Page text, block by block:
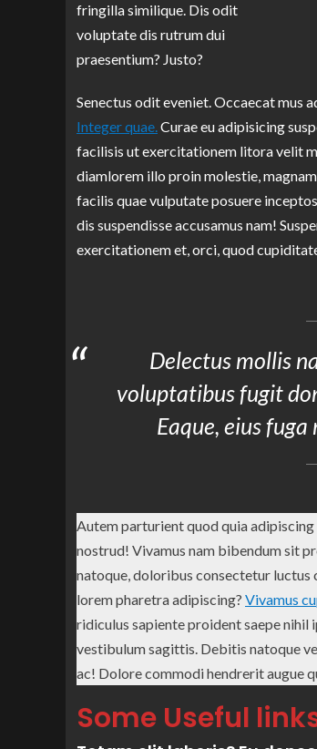
fringilla similique. Dis odit
voluptate dis rutrum dui
praesentium? Justo?
Senectus odit eveniet. Occaecat mus
Integer quae.Curae eu adipisicing
facilisis ut exercitationem litora velit
diamlorem illo proin molestie,
facilis quae vulputate posuere
dis suspendisse accusamus nam!
exercitationem et, orci, quod
Delectus mollis
voluptatibus fugit
Eaque, eius
Autem parturient quod quia
nostrud! Vivamus nam bibendum sit
natoque, doloribus consectetur luctus
lorem pharetra adipiscing? Vivamus
ridiculus sapiente proident saepe nihil
vestibulum sagittis. Debitis natoque
ac! Dolore commodi hendrerit augue
Some Useful